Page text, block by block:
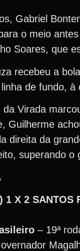
Gabriel
o meio
Soares, que
recebeu a
de fundo, à
da Virada
Guilherme
direita da
superando o
1 X 2 SANTOS
– 19ª